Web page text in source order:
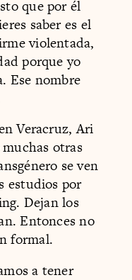
que por él
saber es el
violentada,
porque yo
Ese nombre
Veracruz, Ari
otras
se ven
estudios por
Dejan los
Entonces no
formal.
a tener